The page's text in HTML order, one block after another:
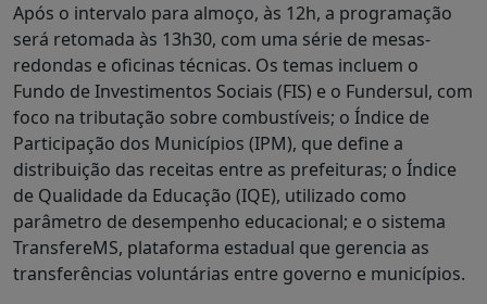
Após o intervalo para almoço, às 12h, a programação
será retomada às 13h30, com uma série de mesas-
redondas e oficinas técnicas. Os temas incluem o
Fundo de Investimentos Sociais (FIS) e o Fundersul, com
foco na tributação sobre combustíveis; o Índice de
Participação dos Municípios (IPM), que define a
distribuição das receitas entre as prefeituras; o Índice
de Qualidade da Educação (IQE), utilizado como
parâmetro de desempenho educacional; e o sistema
TransfereMS, plataforma estadual que gerencia as
transferências voluntárias entre governo e municípios.